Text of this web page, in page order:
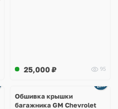
25,000 ₽ 95
Обшивка крышки
багажника GM Chevrolet